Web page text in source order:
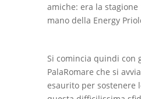
amiche: era la stagione
mano della Energy
Si comincia quindi con
PalaRomare che si
esaurito per sostenere